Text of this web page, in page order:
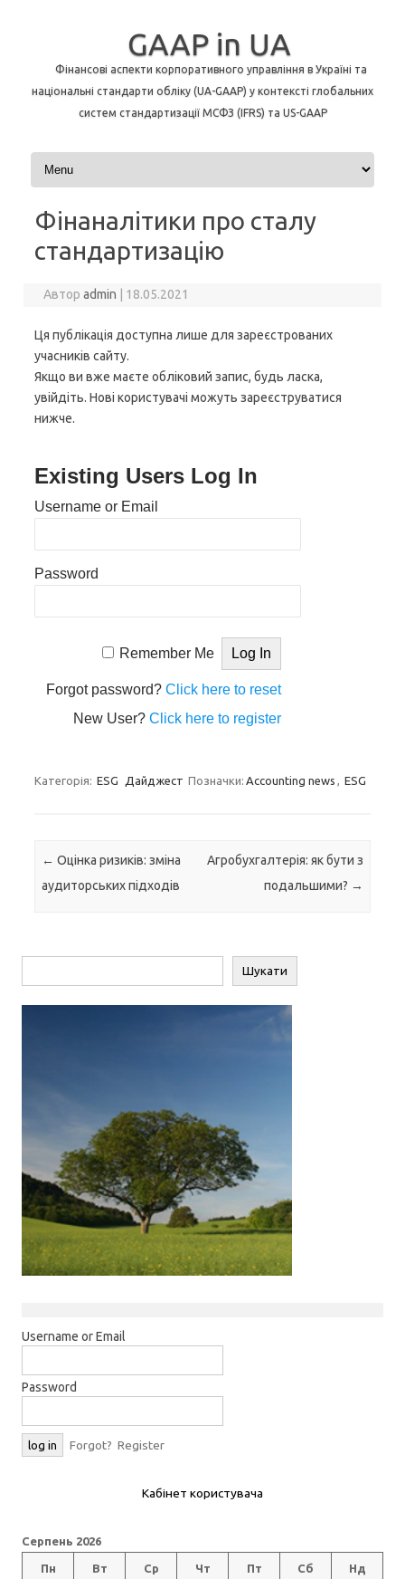
GAAP in UA
Фінансові аспекти корпоративного управління в Україні та
національні стандарти обліку (UA-GAAP) у контексті глобальних
систем стандартизації МСФЗ (IFRS) та US-GAAP
Перейти до контенту
Фінаналітики про сталу
стандартизацію
Авторadmin 18.05.2021
Ця публікація доступна лише для зареєстрованих
учасників сайту.
Якщо ви вже маєте обліковий запис, будь ласка,
увійдіть. Нові користувачі можуть зареєструватися
нижче.
Existing Users Log In
Username or Email
Password
Remember Me
Forgot password?Click here to reset
New User?Click here to register
Категорія: ESG Дайджест Позначки: Accounting news , ESG
Навігація по запису
← Оцінка ризиків: зміна
аудиторських підходів
Агробухгалтерія: як бути з
подальшими? →
Шукати
Username or Email
Password
Forgot? Register
Кабінет користувача
Серпень 2026
Пн Вт Ср Чт Пт Сб Нд